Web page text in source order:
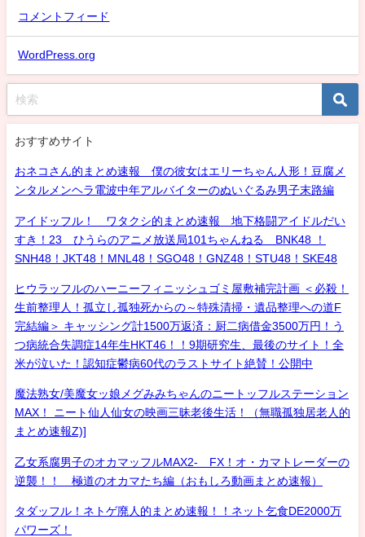
コメントフィード
WordPress.org
おすすめサイト
おネコさん的まとめ速報 僕の彼女はエリーちゃん人形！豆腐メ
ンタルメンヘラ電波中年アルバイターのぬいぐるみ男子末路編
アイドッフル！ ワタクシ的まとめ速報 地下格闘アイドルだい
すき！23 ひうらのアニメ放送局101ちゃんねる BNK48 ！
SNH48！JKT48！MNL48！SGO48！GNZ48！STU48！SKE48
ヒウラッフルのハーニーフィニッシュゴミ屋敷補完計画 ＜必殺！
生前整理人！孤立し孤独死からの～特殊清掃・遺品整理への道F
完結編＞ キャッシング計1500万返済：厨二病借金3500万円！う
つ病統合失調症14年生HKT46！！9期研究生、最後のサイト！全
米が泣いた！認知症鬱病60代のラストサイト絶賛！公開中
魔法熟女/美魔女ッ娘メグみみちゃんのニートッフルステーション
MAX！ ニート仙人仙女の映画三昧老後生活！（無職孤独居老人的
まとめ速報Z)]
乙女系腐男子のオカマッフルMAX2- FX！オ・カマトレーダーの
逆襲！！ 極道のオカマたち編（おもしろ動画まとめ速報）
タダッフル！ネトゲ廃人的まとめ速報！！ネット乞食DE2000万
パワーズ！